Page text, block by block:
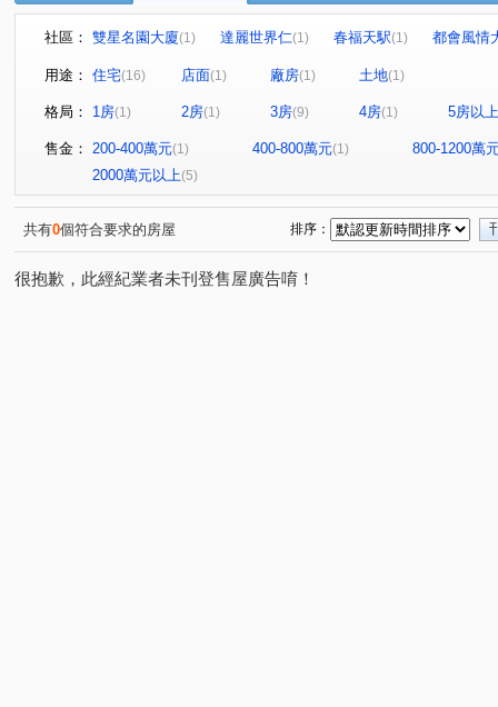
社區： 雙星名園大廈(1) 達麗世界仁(1) 春福天駅(1)
都會風情
松鶴
捷運新都心六期 (1) 愛上城
廣東二街
太子路 拷潭路 真君路
中山東
文樂街(1) 光遠路 懷安街(1) 鳳學路 正忠路(1)
慈英街(1)
用途： 住宅(16) 店面(1) 廠房(1) 土地(1)
格局： 1房(1) 2房(1) 3房(9) 4房(1) 5房以上
售金： 200-400萬元(1) 400-800萬元(1)
800-1200萬
2000萬元以上(5)
共有0個符合要求的房屋 排序：
很抱歉，此經紀業者未刊登售屋廣告唷！